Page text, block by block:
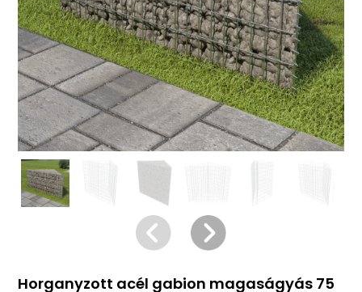
Horganyzott acél gabion magaságyás 75